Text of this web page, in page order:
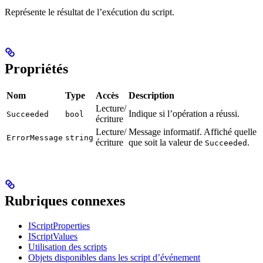
Représente le résultat de l’exécution du script.
Propriétés
Nom Type Accès Description
Succeeded bool
Lecture/
écriture
Indique si l’opération a réussi.
ErrorMessage string
Lecture/
écriture
Message informatif. Affiché quelle
que soit la valeur de Succeeded .
Rubriques connexes
IScriptProperties
IScriptValues
Utilisation des scripts
Objets disponibles dans les script d’événement